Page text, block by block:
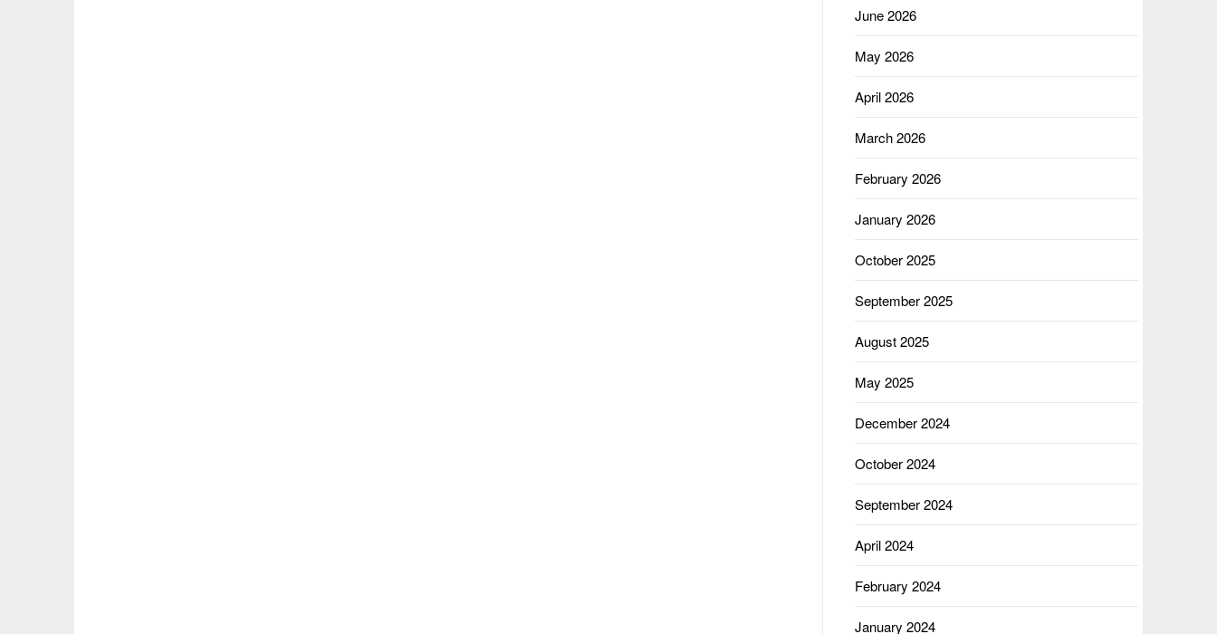
June 2026
May 2026
April 2026
March 2026
February 2026
January 2026
October 2025
September 2025
August 2025
May 2025
December 2024
October 2024
September 2024
April 2024
February 2024
January 2024